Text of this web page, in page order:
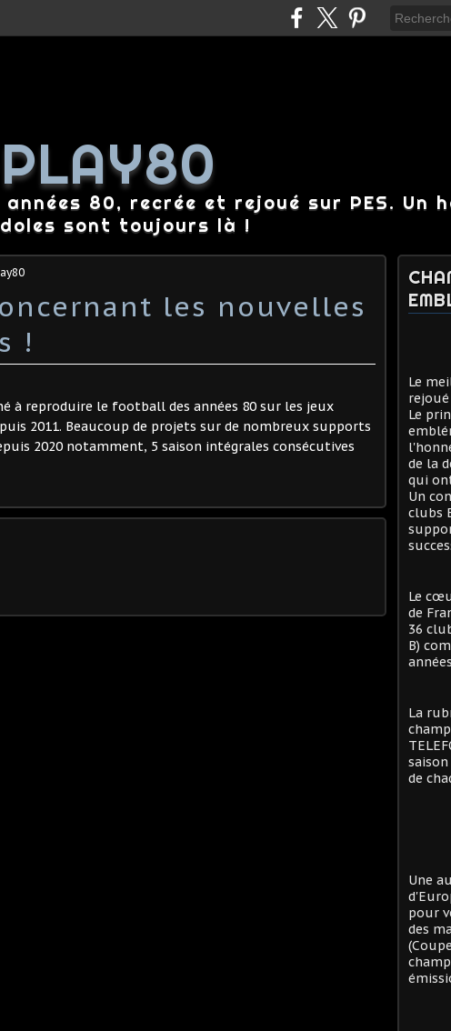
80, recrée et rejoué sur PES. Un
sont toujours là !
les nouvelles
!
à reproduire le football des années 80 sur les jeux
2011. Beaucoup de projets sur de nombreux supports
2020 notamment, 5 saison intégrales consécutives
Le
rejoué
Le
de la
qui
Un
clubs
Le
de
36
B)
La
de
Une
pour
des